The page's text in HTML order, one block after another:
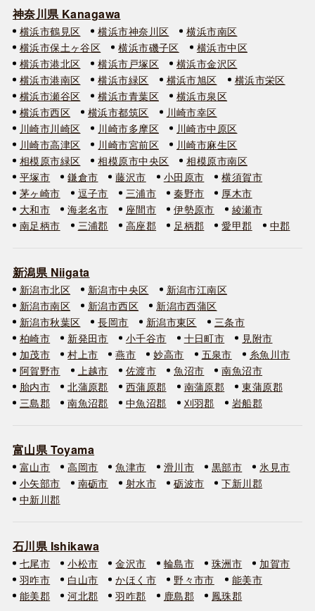
神奈川県 Kanagawa
横浜市鶴見区 横浜市神奈川区
横浜市南区
横浜市保土ヶ谷区
横浜市磯子区
横浜市中区
横浜市港北区
横浜市戸塚区
横浜市金沢区
横浜市港南区
横浜市緑区 横浜市旭区
横浜市栄区
横浜市瀬谷区
横浜市青葉区
横浜市泉区
横浜市西区
横浜市都筑区
川崎市幸区
川崎市川崎区
川崎市多摩区
川崎市中原区
川崎市高津区
川崎市宮前区
川崎市麻生区
相模原市緑区
相模原市中央区
相模原市南区
平塚市
鎌倉市 藤沢市 小田原市
横須賀市
茅ヶ崎市
逗子市 三浦市 秦野市
厚木市
大和市
海老名市 座間市 伊勢原市
綾瀬市
南足柄市
三浦郡 高座郡 足柄郡 愛甲郡 中郡
新潟県 Niigata
新潟市北区 新潟市中央区
新潟市江南区
新潟市南区
新潟市西区
新潟市西蒲区
新潟市秋葉区
長岡市 新潟市東区
三条市
柏崎市
新発田市 小千谷市 十日町市
見附市
加茂市
村上市 燕市 妙高市 五泉市
糸魚川市
阿賀野市
上越市 佐渡市 魚沼市
南魚沼市
胎内市
北蒲原郡 西蒲原郡 南蒲原郡
東蒲原郡
三島郡
南魚沼郡 中魚沼郡 刈羽郡 岩船郡
富山県 Toyama
富山市 高岡市 魚津市 滑川市 黒部市
氷見市
小矢部市
南砺市 射水市 砺波市
下新川郡
中新川郡
石川県 Ishikawa
七尾市 小松市 金沢市 輪島市 珠洲市
加賀市
羽咋市
白山市 かほく市 野々市市
能美市
能美郡
河北郡 羽咋郡 鹿島郡 鳳珠郡